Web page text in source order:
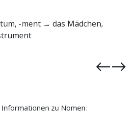
und Metalle: das Gold, das
zu Nomen: